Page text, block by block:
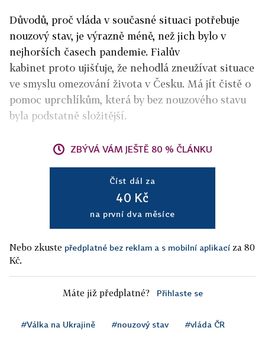
Důvodů, proč vláda v současné situaci potřebuje
nouzový stav, je výrazně méně, než jich bylo v
nejhorších časech pandemie. Fialův
kabinet proto ujišťuje, že nehodlá zneužívat situace
ve smyslu omezování života v Česku. Má jít čistě o
pomoc uprchlíkům, která by bez nouzového stavu
byla podstatně složitější.
ZBÝVÁ VÁM JEŠTĚ 80 % ČLÁNKU
Číst dál za
40 Kč
na první dva měsíce
Nebo zkuste předplatné bez reklam a s mobilní aplikací za 80
Kč.
Máte již předplatné? Přihlaste se
#Válka na Ukrajině #nouzový stav #vláda ČR